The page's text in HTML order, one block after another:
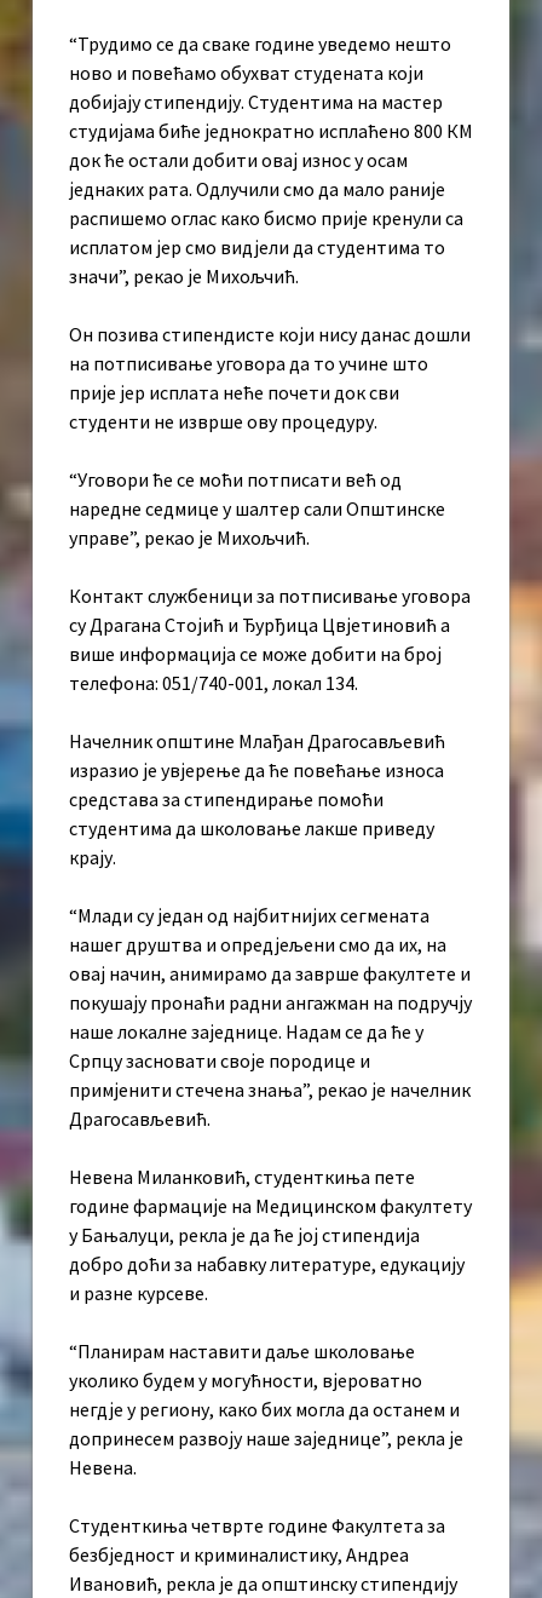
“Трудимо се да сваке године уведемо нешто
ново и повећамо обухват студената који
добијају стипендију. Студентима на мастер
студијама биће једнократно исплаћено 800 КМ
док ће остали добити овај износ у осам
једнаких рата. Одлучили смо да мало раније
распишемо оглас како бисмо прије кренули са
исплатом јер смо видјели да студентима то
значи”, рекао је Михољчић.
Он позива стипендисте који нису данас дошли
на потписивање уговора да то учине што
прије јер исплата неће почети док сви
студенти не изврше ову процедуру.
“Уговори ће се моћи потписати већ од
наредне седмице у шалтер сали Општинске
управе”, рекао је Михољчић.
Контакт службеници за потписивање уговора
су Драгана Стојић и Ђурђица Цвјетиновић а
више информација се може добити на број
телефона: 051/740-001, локал 134.
Начелник општине Млађан Драгосављевић
изразио је увјерење да ће повећање износа
средстава за стипендирање помоћи
студентима да школовање лакше приведу
крају.
“Млади су један од најбитнијих сегмената
нашег друштва и опредјељени смо да их, на
овај начин, анимирамо да заврше факултете и
покушају пронаћи радни ангажман на подручју
наше локалне заједнице. Надам се да ће у
Српцу засновати своје породице и
примјенити стечена знања”, рекао је начелник
Драгосављевић.
Невена Миланковић, студенткиња пете
године фармације на Медицинском факултету
у Бањалуци, рекла је да ће јој стипендија
добро доћи за набавку литературе, едукацију
и разне курсеве.
“Планирам наставити даље школовање
уколико будем у могућности, вјероватно
негдје у региону, како бих могла да останем и
допринесем развоју наше заједнице”, рекла је
Невена.
Студенткиња четврте године Факултета за
безбједност и криминалистику, Андреа
Ивановић, рекла је да општинску стипендију